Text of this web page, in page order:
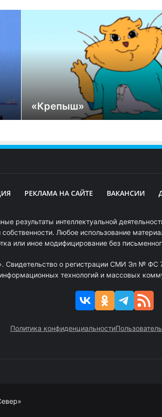
«Крепыш»
РЕКЛАМА НА САЙТЕ ВАКАНСИИ
результаты интеллектуальной
собственности. Любое использование
или иное модифицирование без
Свидетельство о регистрации СМИ Эл №
технологий и массовых
Политика конфиденциальности